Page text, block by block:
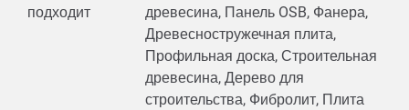
подходит
древесина, Панель OSB, Фанера,
Древесностружечная плита,
Профильная доска, Строительная
древесина, Дерево для
строительства, Фибролит, Плита